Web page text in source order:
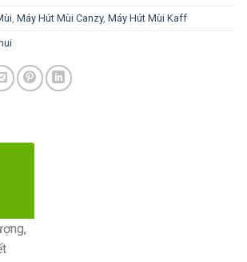
Máy Hút Mùi Canzy, Máy Hút Mùi Kaff